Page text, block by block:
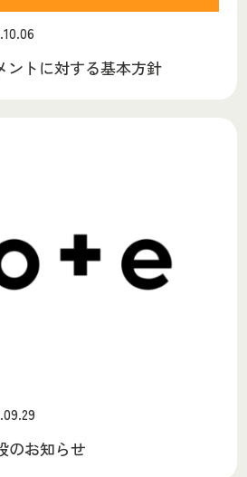
ントに対する基本方針
のお知らせ